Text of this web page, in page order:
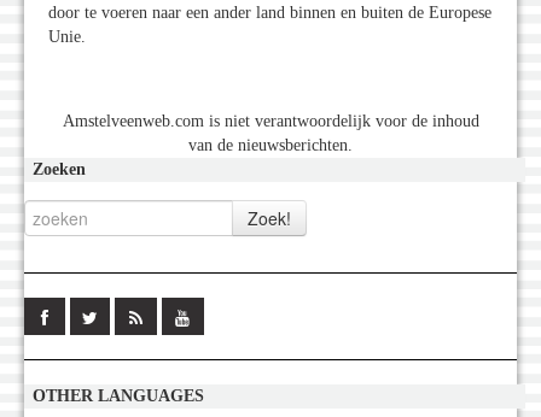
door te voeren naar een ander land binnen en buiten de Europese
Unie.
Amstelveenweb.com is niet verantwoordelijk voor de inhoud
van de nieuwsberichten.
Zoeken
OTHER LANGUAGES